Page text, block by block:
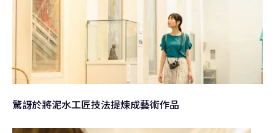
驚訝於將泥水工匠技法提煉成藝術作品